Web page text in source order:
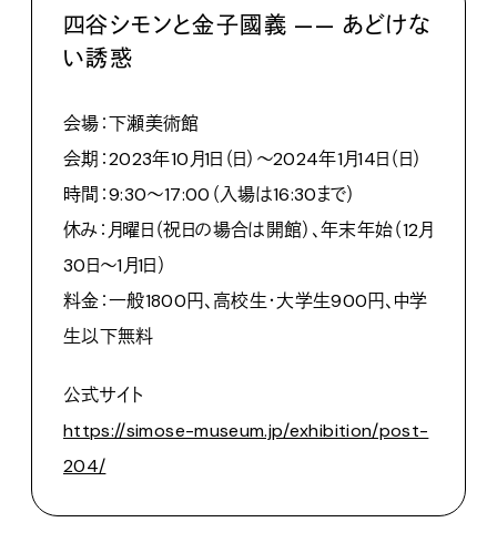
四谷シモンと金子國義 —— あどけな
い誘惑
会場：下瀬美術館
会期：2023年10月1日（日）〜2024年1月14日（日）
時間：9:30〜17:00（入場は16:30まで）
休み：月曜日（祝日の場合は開館）、年末年始（12月
30日～1月1日）
料金：一般1800円、高校生・大学生900円、中学
生以下無料
公式サイト
https://simose-museum.jp/exhibition/post-
204/